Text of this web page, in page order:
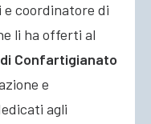
e coordinatore di
li ha offerti al
Confartigianato
e
agli